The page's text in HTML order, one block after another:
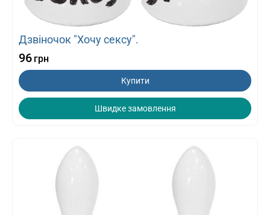
Дзвіночок "Хочу сексу".
96 грн
Купити
Швидке замовлення